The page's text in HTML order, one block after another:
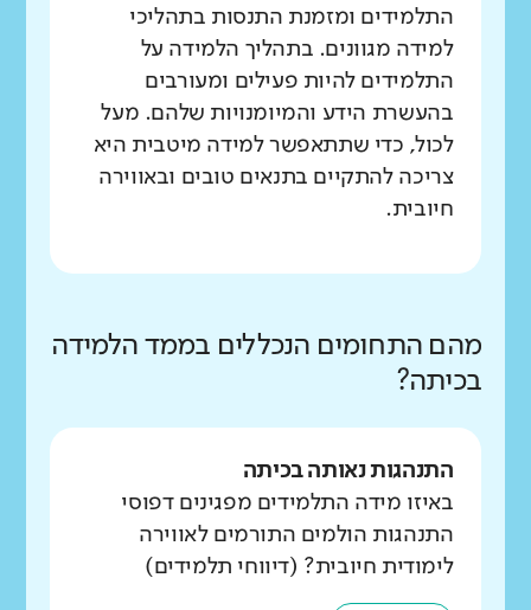
התלמידים ומזמנת התנסות בתהליכי
למידה מגוונים. בתהליך הלמידה על
התלמידים להיות פעילים ומעורבים
בהעשרת הידע והמיומנויות שלהם. מעל
לכול, כדי שתתאפשר למידה מיטבית היא
צריכה להתקיים בתנאים טובים ובאווירה
חיובית.
מהם התחומים הנכללים בממד הלמידה
בכיתה?
התנהגות נאותה בכיתה
באיזו מידה התלמידים מפגינים דפוסי
התנהגות הולמים התורמים לאווירה
לימודית חיובית? (דיווחי תלמידים)